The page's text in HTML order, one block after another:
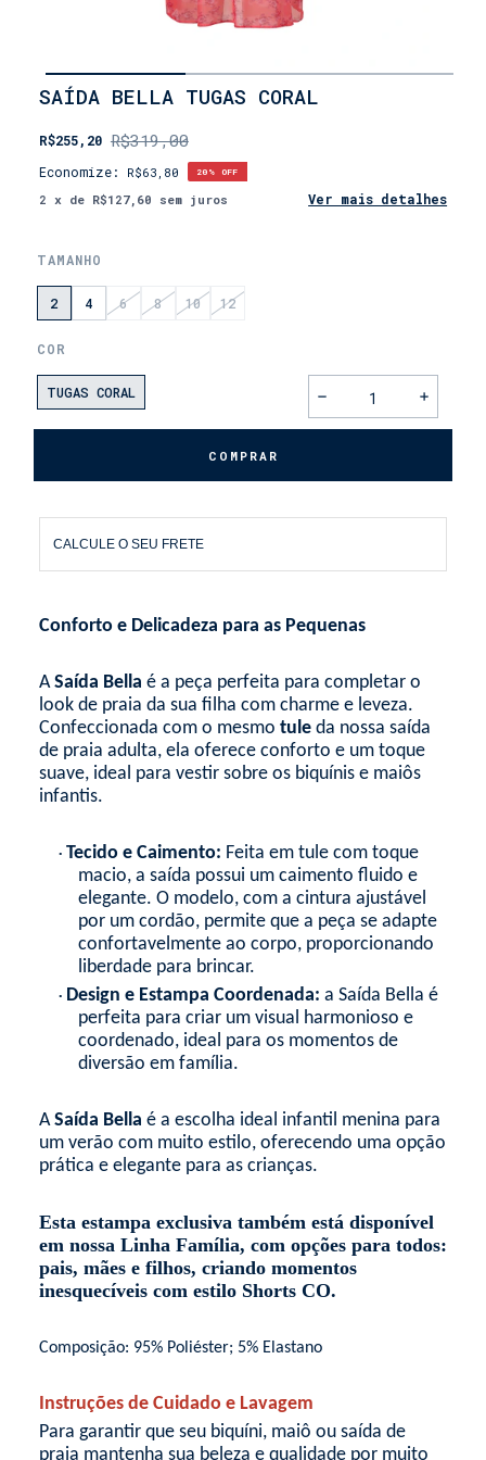
INÍCIO
•
• MÃE
FILHA
SAÍDA BELLA TUGAS CORAL
R$255,20 R$319,00
Economize: R$63,80 20 % OFF
2 x de R$127,60 sem juros Ver mais detalhes
TAMANHO
2 4 6 8 10 12
COR
TUGAS CORAL
CALCULE O SEU FRETE
Conforto e Delicadeza para as Pequenas
ASaída Bella é a peça perfeita para completar o
look de praia da sua filha com charme e leveza.
Confeccionada com o mesmo tuleda nossa saída
de praia adulta, ela oferece conforto e um toque
suave, ideal para vestir sobre os biquínis e maiôs
infantis.
• Tecido e Caimento: Feita em tule com toque
macio, a saída possui um caimento fluido e
elegante. O modelo, com a cintura ajustável
por um cordão, permite que a peça se adapte
confortavelmente ao corpo, proporcionando
liberdade para brincar.
• Design e Estampa Coordenada: a Saída Bella é
perfeita para criar um visual harmonioso e
coordenado, ideal para os momentos de
diversão em família.
ASaída Bella é a escolha ideal infantil menina para
um verão com muito estilo, oferecendo uma opção
prática e elegante para as crianças.
Esta estampa exclusiva também está disponível
em nossa LinhaFamília, com opções para todos:
pais, mães e filhos, criando momentos
inesquecíveis com estiloShorts CO.
Composição: 95% Poliéster; 5% Elastano
Instruções de Cuidado e Lavagem
Para garantir que seu biquíni, maiô ou saída de
praia mantenha sua beleza e qualidade por muito